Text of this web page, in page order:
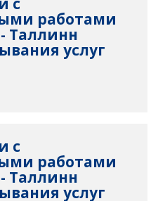
работами
Таллинн
услуг
с
работами
Таллинн
услуг